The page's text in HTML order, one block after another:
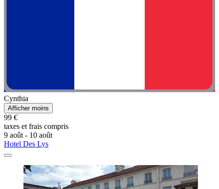
Cynthia
Afficher moins
99 €
taxes et frais compris
9 août - 10 août
Hotel Des Lys